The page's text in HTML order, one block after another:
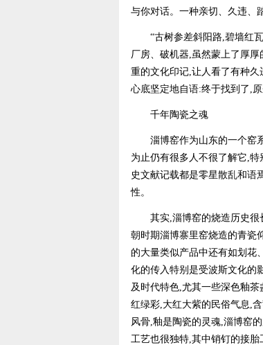
与你对话。一种亲切、久违、
“古树参差斜阳路,碧墙红瓦
厂房、破机器,虽然蒙上了厚
重的文化印记,让人看了有种
心底坚定地自语:终于找到了,
千年陶瓷之魂
淄博窑作为山东的一个窑系,
为止仍有很多人不很了解它,
史文献记载都是零星散乱和语
性。
其实,淄博窑的烧造历史很长
朝时期淄博寨里窑烧造的青瓷
的大量类似产品中还有如划花
化的传入特别是受波斯文化的
及时代特色,尤其一些深色釉
红绿彩,大红大紫的民俗气息,
风骨,釉是陶瓷的灵魂,淄博窑
工艺也很独特,其中销钉的接胎